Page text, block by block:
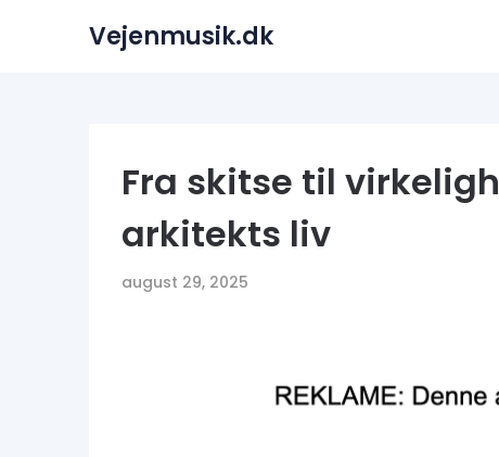
Vejenmusik.dk
Fra skitse til
arkitekts liv
august 29, 2025